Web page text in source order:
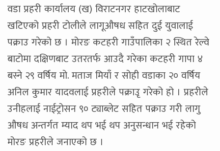
वडा प्रहरी कार्यालय (ख) विराटनगर हाटखोलाबाट
खटिएको प्रहरी टोलीले लागूऔषध सहित दुई युवालाई
पक्राउ गरेको छ । मोरङ कटहरी गाउँपालिका २ स्थित रेल्वे
बाटोमा दक्षिणबाट उतरतर्फ आउदै गरेका कटहरी गापा ४
बस्ने २९ वर्षिय मो. मताज मियाँ र सोही वडाका २० वर्षिय
अनिल कुमार यादवलाई प्रहरीले पक्राउृ गरेको हो । प्रहरीले
उनीहलाई नाईट्रोसन ९० ट्याब्लेट सहित पक्राउ गरी लागु
औषध अन्तर्गत म्याद थप भई थप अनुसन्धान भई रहेको
मोरङ प्रहरीले जनाएको छ ।